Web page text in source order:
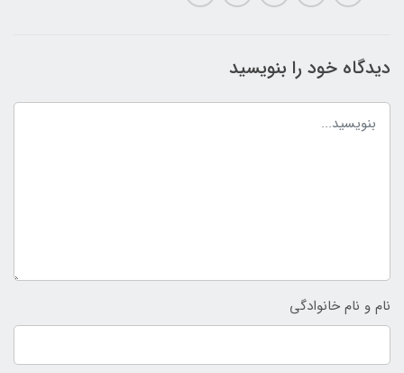
دیدگاه خود را بنویسید
نام و نام خانوادگی